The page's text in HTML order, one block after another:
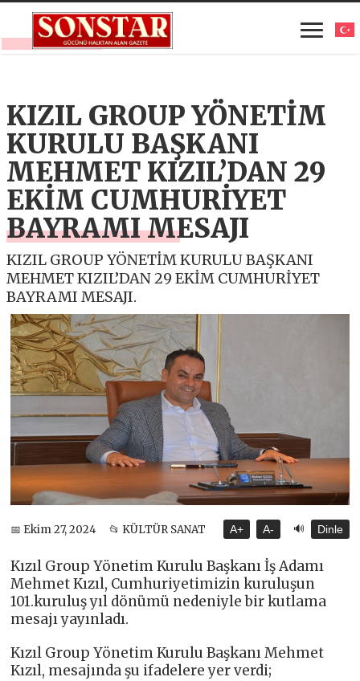
KIZIL GROUP YÖNETİM
KURULU BAŞKANI
MEHMET KIZIL’DAN 29
EKİM CUMHURİYET
BAYRAMI MESAJI
KIZIL GROUP YÖNETİM KURULU BAŞKANI
MEHMET KIZIL’DAN 29 EKİM CUMHURİYET
BAYRAMI MESAJI.
📅 Ekim 27, 2024 📂 KÜLTÜR SANAT A+ A- 🔊 Dinle
Kızıl Group Yönetim Kurulu Başkanı İş Adamı
Mehmet Kızıl, Cumhuriyetimizin kuruluşun
101.kuruluş yıl dönümü nedeniyle bir kutlama
mesajı yayınladı.
Kızıl Group Yönetim Kurulu Başkanı Mehmet
Kızıl, mesajında şu ifadelere yer verdi;